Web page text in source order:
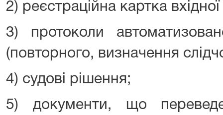
2) реєстраційна картка
3) протоколи
(повторного, визначення
4) судові рішення;
5) документи, що